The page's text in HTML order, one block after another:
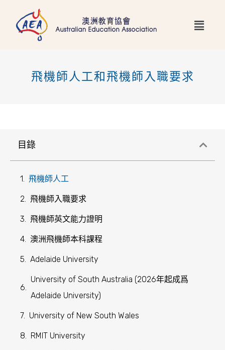
Main
飛機師人工和飛機師入職要求
目錄
飛機師人工
飛機師入職要求
飛機師英文能力證明
澳洲飛機師本科課程
Adelaide University
University of South Australia (2026年起成爲
Adelaide University)
University of New South Wales
RMIT University